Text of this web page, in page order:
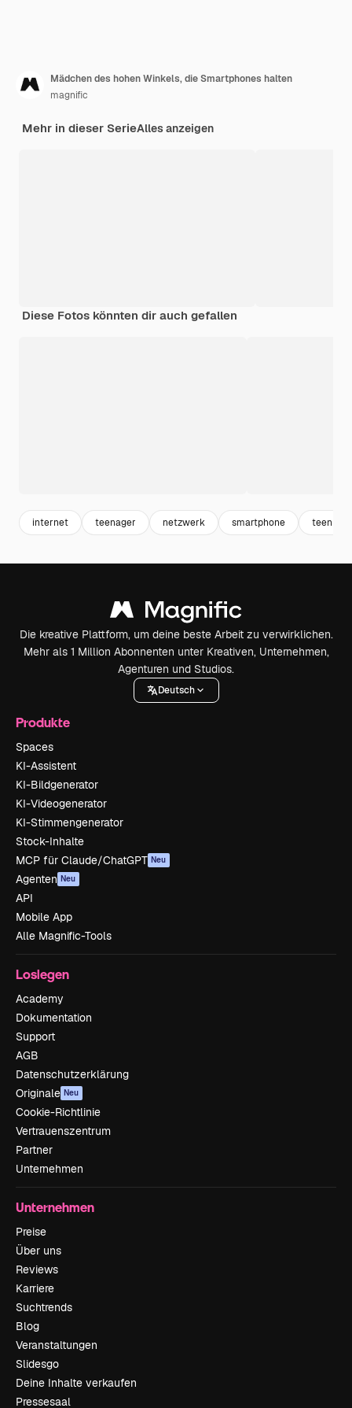
Mädchen des hohen Winkels, die Smartphones halten
magnific
Mehr in dieser SerieAlles anzeigen
Diese Fotos könnten dir auch gefallen
internet teenager netzwerk smartphone teen
Die kreative Plattform, um deine beste Arbeit zu verwirklichen.
Mehr als 1 Million Abonnenten unter Kreativen, Unternehmen,
Agenturen und Studios.
Deutsch
Produkte
Spaces
KI-Assistent
KI-Bildgenerator
KI-Videogenerator
KI-Stimmengenerator
Stock-Inhalte
MCP für Claude/ChatGPT Neu
Agenten Neu
API
Mobile App
Alle Magnific-Tools
Loslegen
Academy
Dokumentation
Support
AGB
Datenschutzerklärung
Originale Neu
Cookie-Richtlinie
Vertrauenszentrum
Partner
Unternehmen
Unternehmen
Preise
Über uns
Reviews
Karriere
Suchtrends
Blog
Veranstaltungen
Slidesgo
Deine Inhalte verkaufen
Pressesaal